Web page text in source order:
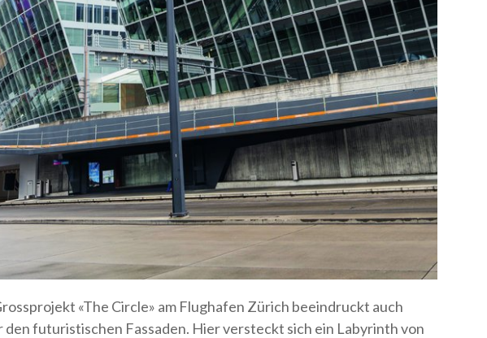
«The Circle» am Flughafen Zürich beeindruckt auch
den futuristischen Fassaden. Hier versteckt sich ein Labyrinth von